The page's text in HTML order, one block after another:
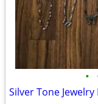
•
Silver Tone Jewelry